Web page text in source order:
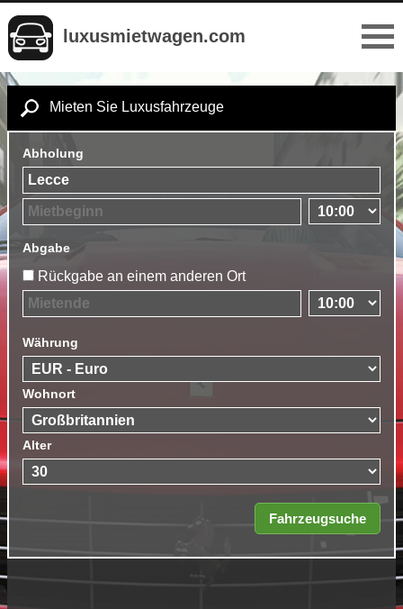
luxusmietwagen.com
Mieten Sie Luxusfahrzeuge
Abholung
Abgabe
Rückgabe an einem anderen Ort
Währung
Wohnort
Alter